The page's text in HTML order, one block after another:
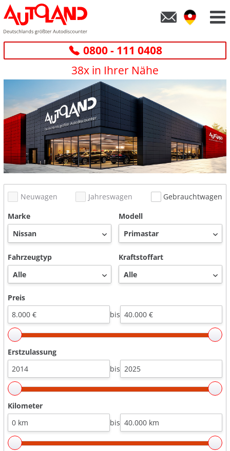
0800 - 111 0408
38x in Ihrer Nähe
Neuwagen Jahreswagen
Gebrauchtwagen
Marke
Modell
Fahrzeugtyp Kraftstoffart
Preis
bis
Erstzulassung
bis
Kilometer
bis